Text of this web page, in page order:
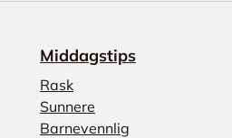
Middagstips
Rask
Sunnere
Barnevennlig